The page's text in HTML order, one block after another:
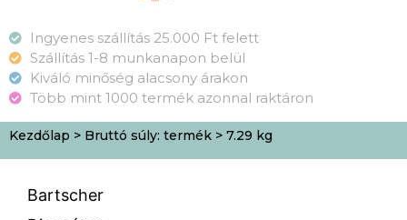
Ingyenes szállítás 25.000 Ft felett
Szállítás 1-8 munkanapon belül
Kiváló minőség alacsony árakon
Több mint 1000 termék azonnal raktáron
Kezdőlap > Bruttó súly: termék > 7.29 kg
Bartscher